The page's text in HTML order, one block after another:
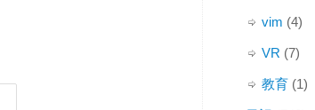
vim (4)
VR (7)
教育 (1)